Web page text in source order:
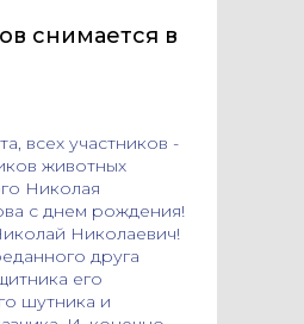
снимается в
всех участников -
животных
Николая
с днем рождения!
Николаевич!
друга
его
шутника и